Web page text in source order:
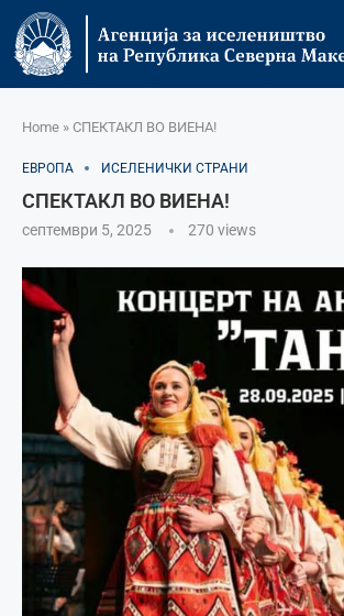
Home » СПЕКТАКЛ ВО ВИЕНА!
ЕВРОПА ИСЕЛЕНИЧКИ СТРАНИ
СПЕКТАКЛ ВО ВИЕНА!
септември 5, 2025 270 views